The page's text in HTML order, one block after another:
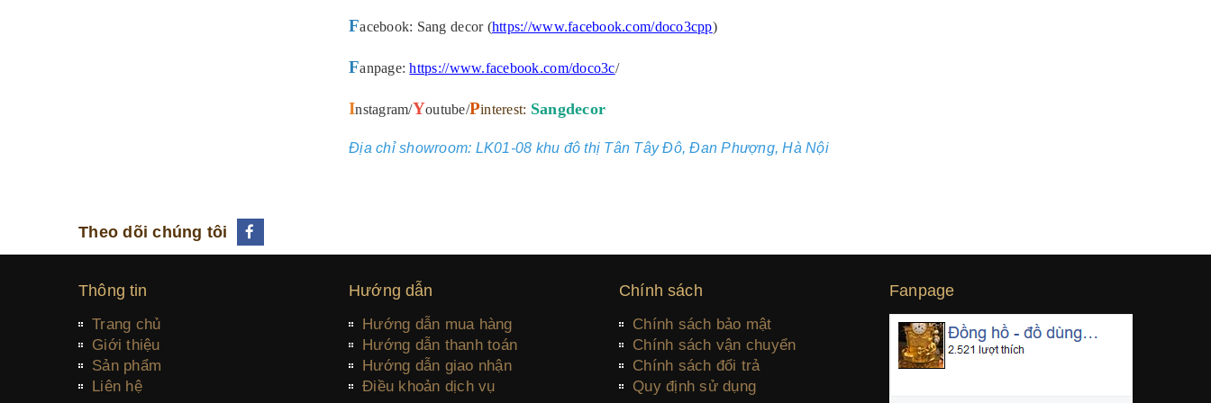
Facebook: Sang decor (https://www.facebook.com/doco3cpp)
Fanpage:https://www.facebook.com/doco3c/
Instagram/Youtube/Pinterest: Sangdecor
Địa chỉ showroom: LK01-08 khu đô thị Tân Tây Đô, Đan Phượng, Hà Nội
Theo dõi chúng tôi
Thông tin
Trang chủ
Giới thiệu
Sản phẩm
Liên hệ
Hướng dẫn
Hướng dẫn mua hàng
Hướng dẫn thanh toán
Hướng dẫn giao nhận
Điều khoản dịch vụ
Chính sách
Chính sách bảo mật
Chính sách vận chuyển
Chính sách đổi trả
Quy định sử dụng
Fanpage